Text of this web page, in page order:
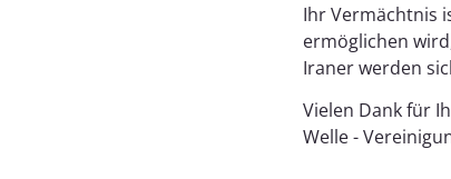
Ihr Vermächtnis
ermöglichen
Iraner werden
Vielen Dank für
Welle -